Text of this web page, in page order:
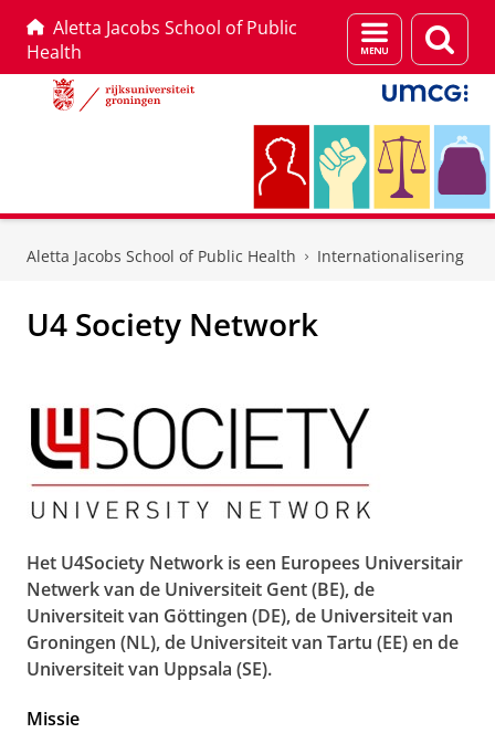
Aletta Jacobs School of Public
Health
Menu
en
zoeken
Aletta Jacobs School of Public Health Internationalisering
U4 Society Network
Het U4Society Network is een Europees Universitair
Netwerk van de Universiteit Gent (BE), de
Universiteit van Göttingen (DE), de Universiteit van
Groningen (NL), de Universiteit van Tartu (EE) en de
Universiteit van Uppsala (SE).
Missie